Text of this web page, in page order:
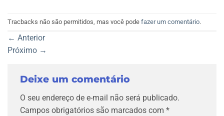
Tracbacks não são permitidos, mas você pode fazer um comentário.
← Anterior
Próximo →
Deixe um comentário
O seu endereço de e-mail não será publicado.
Campos obrigatórios são marcados com *